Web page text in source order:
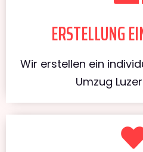
ERSTELLUNG
Wir erstellen ein
Umzug